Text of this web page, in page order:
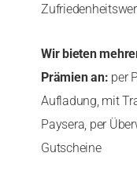
Wir bieten
Prämien an: per
Aufladung, mit
Paysera, per
Gutscheine